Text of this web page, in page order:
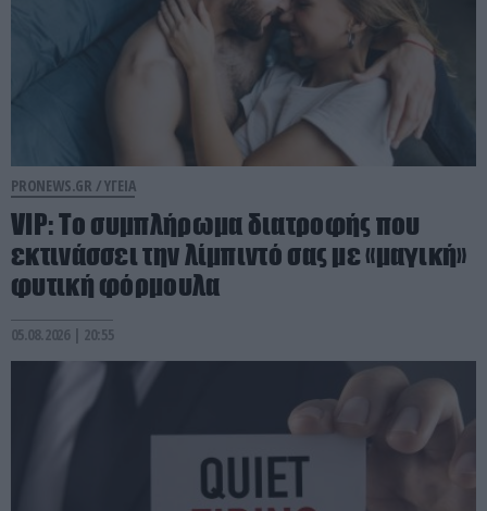
PRONEWS.GR /ΥΓΕΙΑ
VIP: To συμπλήρωμα διατροφής που
εκτινάσσει την λίμπιντό σας με «μαγική»
φυτική φόρμουλα
05.08.2026 | 20:55